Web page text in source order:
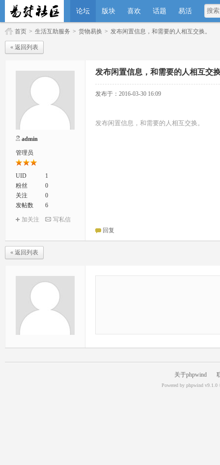
论坛 版块 喜欢 话题 易活
首页 > 生活互助服务 > 货物易换 > 发布闲置信息，和需要的人相互交换。
« 返回列表
admin
管理员
UID
1
粉丝
0
关注
0
发帖数
6
加关注 写私信
发布闲置信息，和需要的人相互交
发布于：2016-03-30 16:09
发布闲置信息，和需要的人相互交换。
回复
« 返回列表
关于phpwind
Powered by phpwind v9.1.0